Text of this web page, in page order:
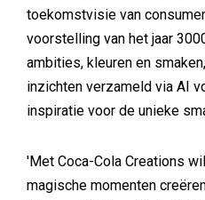
toekomstvisie van
voorstelling van het jaar
ambities, kleuren en
inzichten verzameld via AI
inspiratie voor de unieke
'Met Coca-Cola Creations
magische momenten